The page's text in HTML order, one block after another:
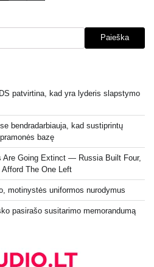
Paieška
patvirtina, kad yra lyderis slapstymo
bendradarbiauja, kad sustiprintų
bazę
Are Going Extinct — Russia Built Four,
The One Left
motinystės uniformos nurodymus
pasirašo susitarimo memorandumą